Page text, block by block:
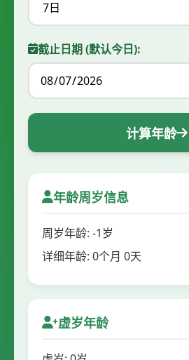
截止日期 (默认今日):
计算年龄
年龄周岁信息
周岁年龄: -1岁
详细年龄: 0个月 0天
虚岁年龄